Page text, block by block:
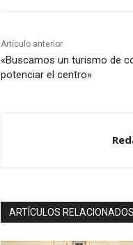
Artículo anterior
«Buscamos un turismo de
potenciar el centro»
ARTÍCULOS RELACIONADOS